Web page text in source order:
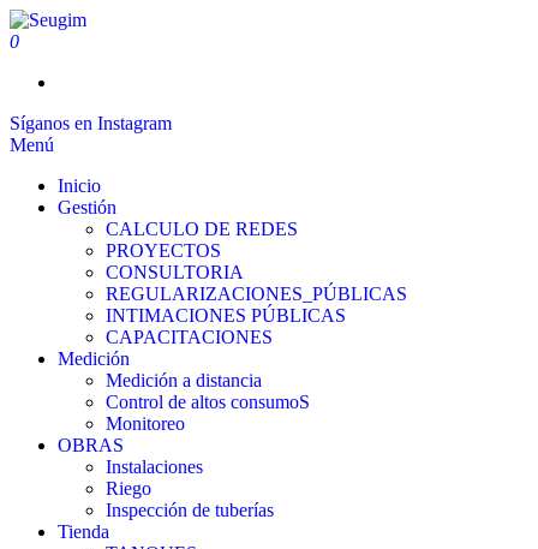
Saltar
al
0
Síganos en Instagram
Menú
Inicio
Gestión
CALCULO DE REDES
PROYECTOS
CONSULTORIA
REGULARIZACIONES_PÚBLICAS
INTIMACIONES PÚBLICAS
CAPACITACIONES
Medición
Medición a distancia
Control de altos consumoS
Monitoreo
OBRAS
Instalaciones
Riego
Inspección de tuberías
Tienda